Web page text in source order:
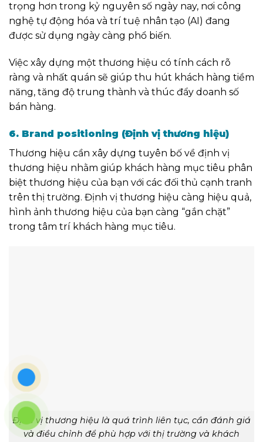
trọng hơn trong kỷ nguyên số ngày nay, nơi công
nghệ tự động hóa và trí tuệ nhân tạo (AI) đang
được sử dụng ngày càng phổ biến.
Việc xây dựng một thương hiệu có tính cách rõ
ràng và nhất quán sẽ giúp thu hút khách hàng tiềm
năng, tăng độ trung thành và thúc đẩy doanh số
bán hàng.
6. Brand positioning (Định vị thương hiệu)
Thương hiệu cần xây dựng tuyên bố về định vị
thương hiệu nhằm giúp khách hàng mục tiêu phân
biệt thương hiệu của bạn với các đối thủ cạnh tranh
trên thị trường. Định vị thương hiệu càng hiệu quả,
hình ảnh thương hiệu của bạn càng “gắn chặt”
trong tâm trí khách hàng mục tiêu.
Định vị thương hiệu là quá trình liên tục, cần đánh giá
và điều chỉnh để phù hợp với thị trường và khách